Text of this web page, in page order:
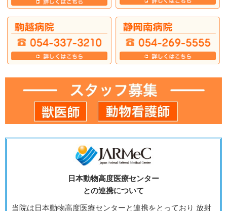
日本動物高度医療センター
との連携について
当院は日本動物高度医療センターと連携をとっており 放射